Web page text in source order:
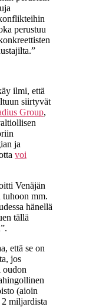
perustuu
ilmi, että
siirtyvät
Group,
ja
voi
Venäjän
tuhoon mm.
hänellä
tällä
että se on
jos
oudon
(aioin
miljardista